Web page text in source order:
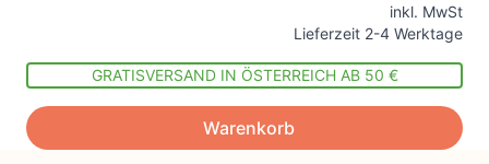
inkl. MwSt
Lieferzeit 2-4 Werktage
GRATISVERSAND IN ÖSTERREICH AB 50 €
Warenkorb